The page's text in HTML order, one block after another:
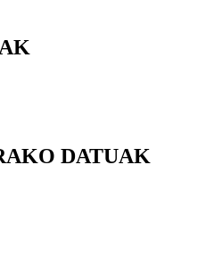
DATUAK